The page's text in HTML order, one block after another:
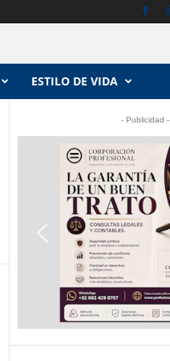
ESTILO DE VIDA
- Publicidad -